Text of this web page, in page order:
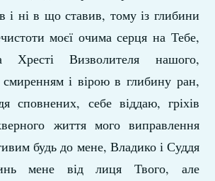
і ні в що ставив, тому із гли­бини
моєї очима серця на Тебе,
Хресті Визволителя на­шого,
і вірою в гли­бину ран,
сповнених, себе віддаю, гріхів
життя мого виправлення
будь до мене, Владико і Суддя
мене від лиця Твого, але